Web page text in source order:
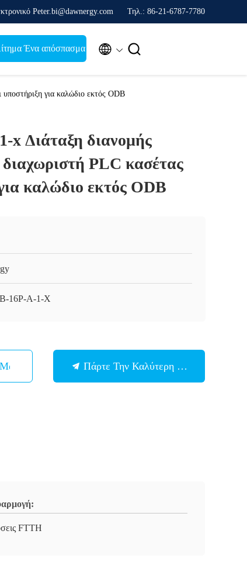
Peter.bi@dawnergy.com Τηλ.: 86-21-6787-7780
Ένα απόσπασμα  
για καλώδιο εκτός ODB
x Διάταξη διανομής
PLC κασέτας
καλώδιο εκτός ODB
16P-A-1-X
Πάρτε Την Καλύτερη Τιμή
FTTH